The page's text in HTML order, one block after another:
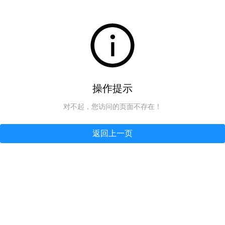
操作提示
对不起，您访问的页面不存在！
返回上一页